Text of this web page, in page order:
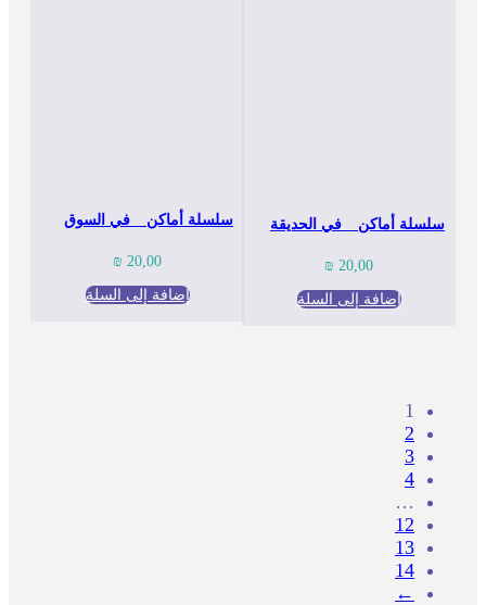
سلسلة أماكن _ في الحديقة
20,00
₪
إضافة إلى السلة
سلسلة أماكن _ في السوق
20,00
₪
إضافة إلى السلة
…
12
13
14
←